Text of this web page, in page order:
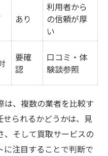
あり
利用者から
の信頼が厚
い
要確
認
口コミ・体
験談参照
は、複数の業者を比較す
られるかどうかは、見
、そして買取サービスの
に注目することで判断で